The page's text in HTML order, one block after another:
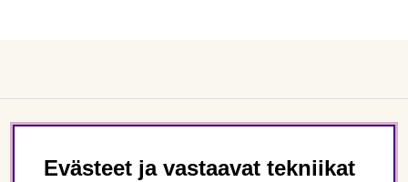
Evästeet ja vastaavat tekniikat